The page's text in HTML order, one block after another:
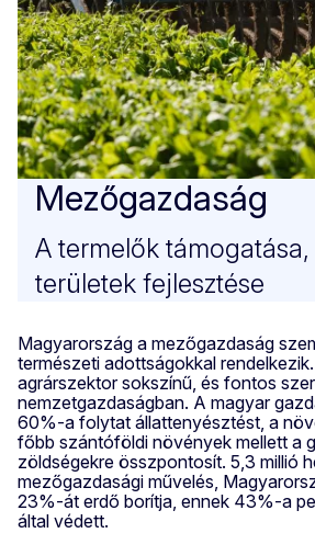
Mezőgazdaság
A termelők
területek fejlesztése
Magyarország a mezőgazdaság
természeti adottságokkal
agrárszektor sokszínű, és fontos
nemzetgazdaságban. A magyar
60%-a folytat állattenyésztést, a
főbb szántóföldi növények mellett a
zöldségekre összpontosít. 5,3 millió
mezőgazdasági művelés,
23%-át erdő borítja, ennek 43%-a
által védett.